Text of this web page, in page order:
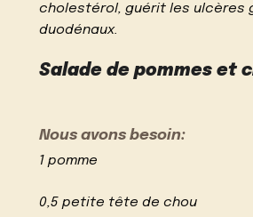
cholestérol, guérit les ulcères
duodénaux.
Salade de pommes et
Nous avons besoin:
1 pomme
0,5 petite tête de chou